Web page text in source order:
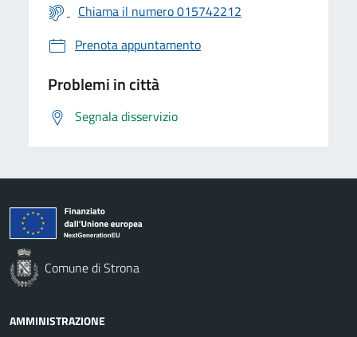
Chiama il numero 015742212
Prenota appuntamento
Problemi in città
Segnala disservizio
Comune di Strona
AMMINISTRAZIONE